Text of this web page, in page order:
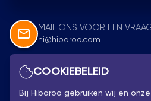
MAIL ONS VOOR EEN
hi@hibaroo.com
Volg Ons
COOKIEBELEID
Bij Hibaroo gebruiken wij en